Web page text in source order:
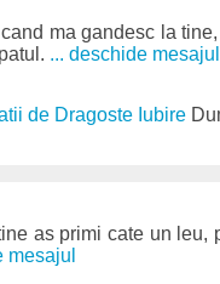
ma gandesc la
... deschide mesajul
de Dragoste Iubire
as primi cate un leu,
mesajul